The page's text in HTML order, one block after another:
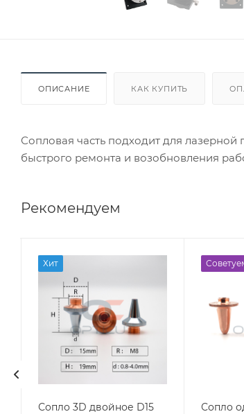
ОПИСАНИЕ КАК КУПИТЬ
Сопловая часть подходит для
быстрого ремонта и возобновления
Рекомендуем
Хит
Сопло 3D двойное D15
Сопло